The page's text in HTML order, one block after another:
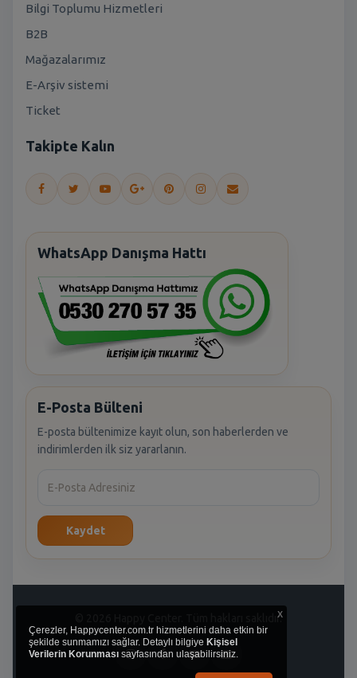
Bilgi Toplumu Hizmetleri
B2B
Mağazalarımız
E-Arşiv sistemi
Ticket
Takipte Kalın
WhatsApp Danışma Hattı
E-Posta Bülteni
E-posta bültenimize kayıt olun, son haberlerden ve
indirimlerden ilk siz yararlanın.
Kaydet
© 2026 Happy Center. Tüm hakları saklıdır.
x
Çerezler, Happycenter.com.tr hizmetlerini daha etkin bir
şekilde sunmamızı sağlar. Detaylı bilgiye Kişisel
Verilerin Korunması sayfasından ulaşabilirsiniz.